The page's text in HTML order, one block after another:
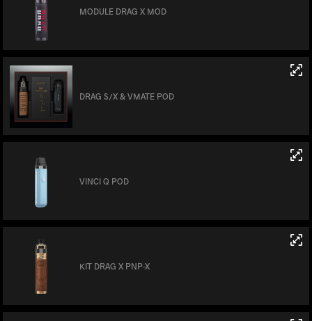
MODULE DRAG X MOD
DRAG S/X & VMATE POD
VINCI Q POD
KIT DRAG X PNP-X